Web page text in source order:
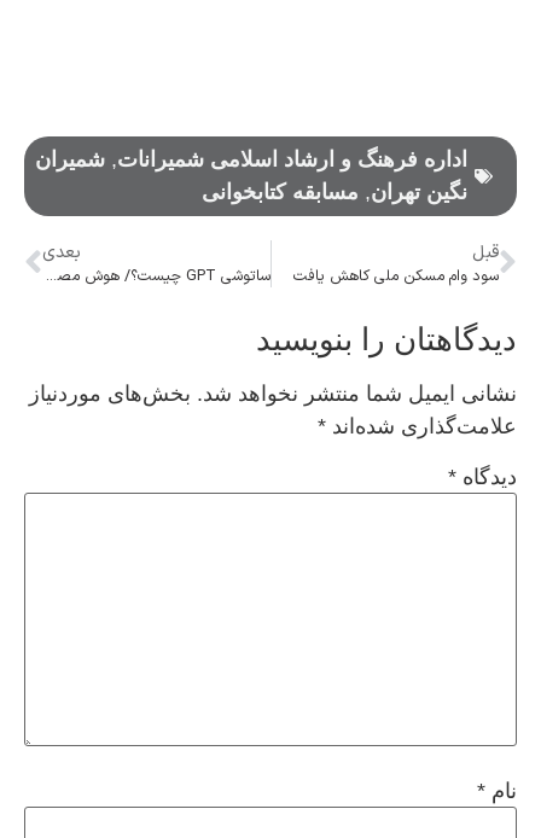
اداره فرهنگ و ارشاد اسلامی شمیرانات, شمیران
نگین تهران, مسابقه کتابخوانی
قبل
سود وام مسکن ملی کاهش یافت
بعدی
ساتوشی GPT چیست؟/ هوش مصنوعی ارز دیجیتال
دیدگاهتان را بنویسید
نشانی ایمیل شما منتشر نخواهد شد. بخش‌های موردنیاز
علامت‌گذاری شده‌اند *
دیدگاه *
نام *